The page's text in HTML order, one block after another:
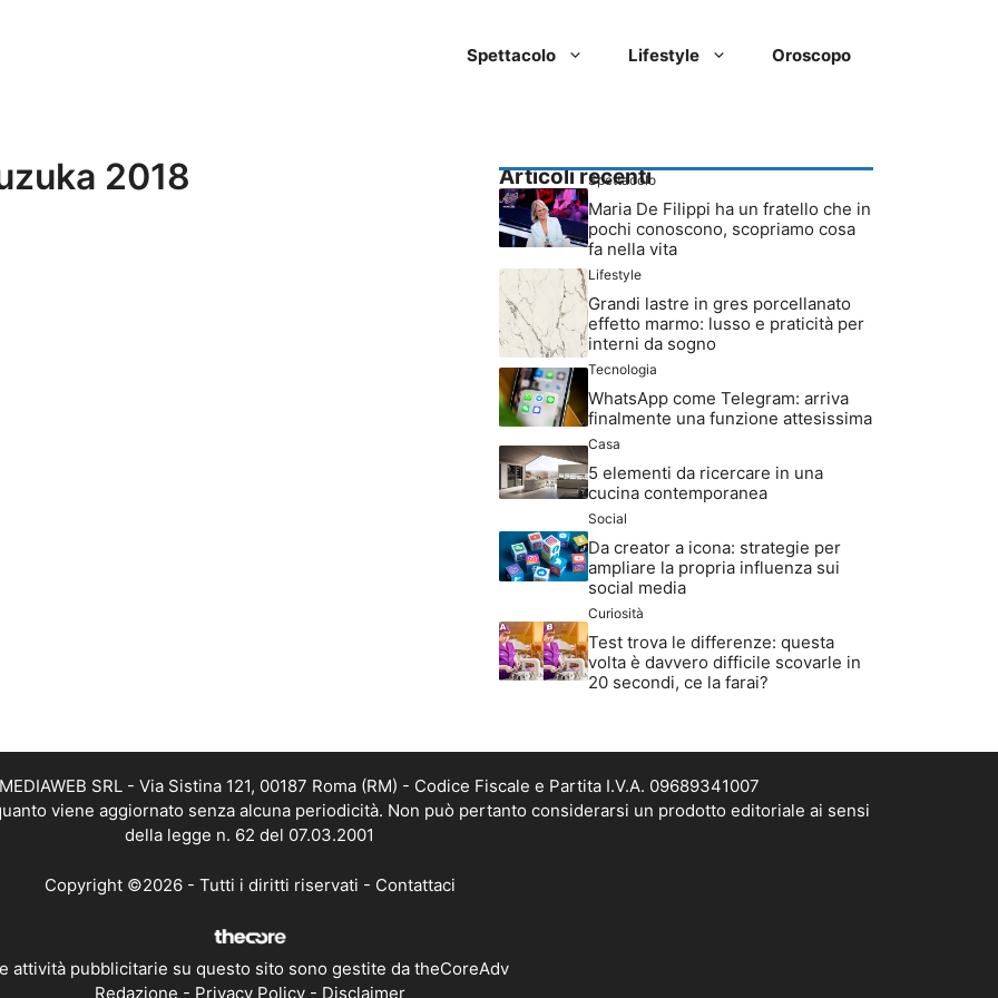
Spettacolo Lifestyle Oroscopo
2018 Articoli recenti
Spettacolo
Maria De Filippi ha un fratello che in
pochi conoscono, scopriamo cosa
fa nella vita
Lifestyle
Grandi lastre in gres porcellanato
effetto marmo: lusso e praticità per
interni da sogno
Tecnologia
WhatsApp come Telegram: arriva
finalmente una funzione attesissima
Casa
5 elementi da ricercare in una
cucina contemporanea
Social
Da creator a icona: strategie per
ampliare la propria influenza sui
social media
Curiosità
Test trova le differenze: questa
volta è davvero difficile scovarle in
20 secondi, ce la farai?
SRL - Via Sistina 121, 00187 Roma (RM) - Codice Fiscale e Partita I.V.A. 09689341007
viene aggiornato senza alcuna periodicità. Non può pertanto considerarsi un prodotto editoriale ai sensi
della legge n. 62 del 07.03.2001
Copyright ©2026 - Tutti i diritti riservati - Contattaci
attività pubblicitarie su questo sito sono gestite da theCoreAdv
Redazione - Privacy Policy- Disclaimer